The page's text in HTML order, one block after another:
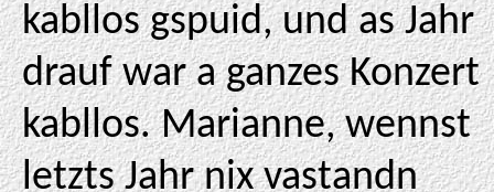
kabllos gspuid, und as Jahr
drauf war a ganzes Konzert
kabllos. Marianne, wennst
letzts Jahr nix vastandn